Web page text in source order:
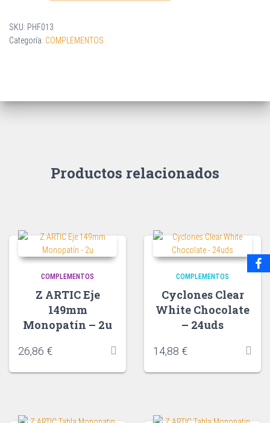
SKU: PHF013
Categoría: COMPLEMENTOS
Productos relacionados
COMPLEMENTOS
Z ARTIC Eje
149mm
Monopatín – 2u
26,86 €
COMPLEMENTOS
Cyclones Clear
White Chocolate
– 24uds
14,88 €